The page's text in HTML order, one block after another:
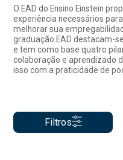
O EAD do Ensino Einstein
experiência necessários
melhorar sua
graduação EAD destacam-
e tem como base quatro
colaboração e aprendizado
isso com a praticidade de
Filtros